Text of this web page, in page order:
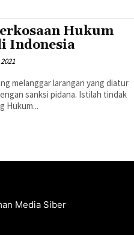
Hukum
Indonesia
melanggar larangan yang diatur
sanksi pidana. Istilah tindak
Hukum...
Media Siber